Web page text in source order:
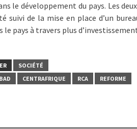
le développement du pays. Les
suivi de la mise en place d’un
le pays à travers plus
SOCIÉTÉ
BAD CENTRAFRIQUE RCA REFORME